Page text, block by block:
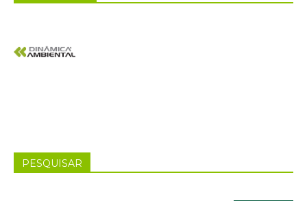
PESQUISAR